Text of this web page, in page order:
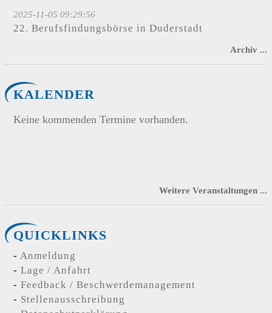
2025-11-05 09:29:56
22. Berufsfindungsbörse in Duderstadt
Archiv ...
KALENDER
Keine kommenden Termine vorhanden.
Weitere Veranstaltungen ...
QUICKLINKS
Anmeldung
Lage / Anfahrt
Feedback / Beschwerdemanagement
Stellenausschreibung